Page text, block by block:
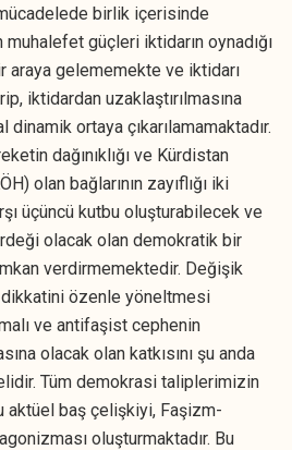
birlik içerisinde
güçleri iktidarın oynadığı
araya gelememekte ve iktidarı
iktidardan uzaklaştırılmasına
ortaya çıkarılamamaktadır.
dağınıklığı ve Kürdistan
olan bağlarının zayıflığı iki
üçüncü kutbu oluşturabilecek ve
olacak olan demokratik bir
verdirmemektedir. Değişik
özenle yöneltmesi
ve antifaşist cephenin
olacak olan katkısını şu anda
Tüm demokrasi taliplerimizin
aktüel baş çelişkiyi, Faşizm-
oluşturmaktadır. Bu